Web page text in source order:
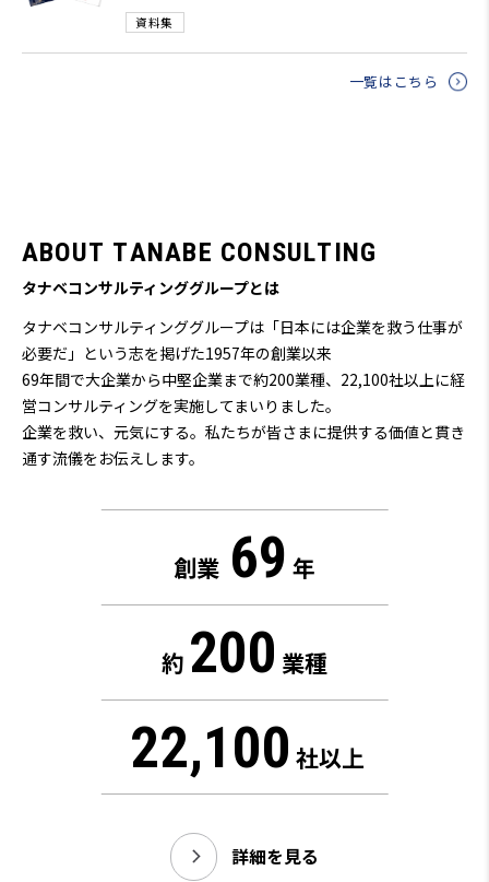
資料集
一覧はこちら
ABOUT TANABE CONSULTING
タナベコンサルティンググループとは
タナベコンサルティンググループは「日本には企業を救う仕事が
必要だ」という志を掲げた1957年の創業以来
69年間で大企業から中堅企業まで約200業種、22,100社以上に経
営コンサルティングを実施してまいりました。
企業を救い、元気にする。私たちが皆さまに提供する価値と貫き
通す流儀をお伝えします。
創業 69 年
約 200 業種
22,100 社以上
詳細を見る